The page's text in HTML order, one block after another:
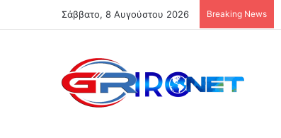
Σάββατο, 8 Αυγούστου 2026 Breaking News